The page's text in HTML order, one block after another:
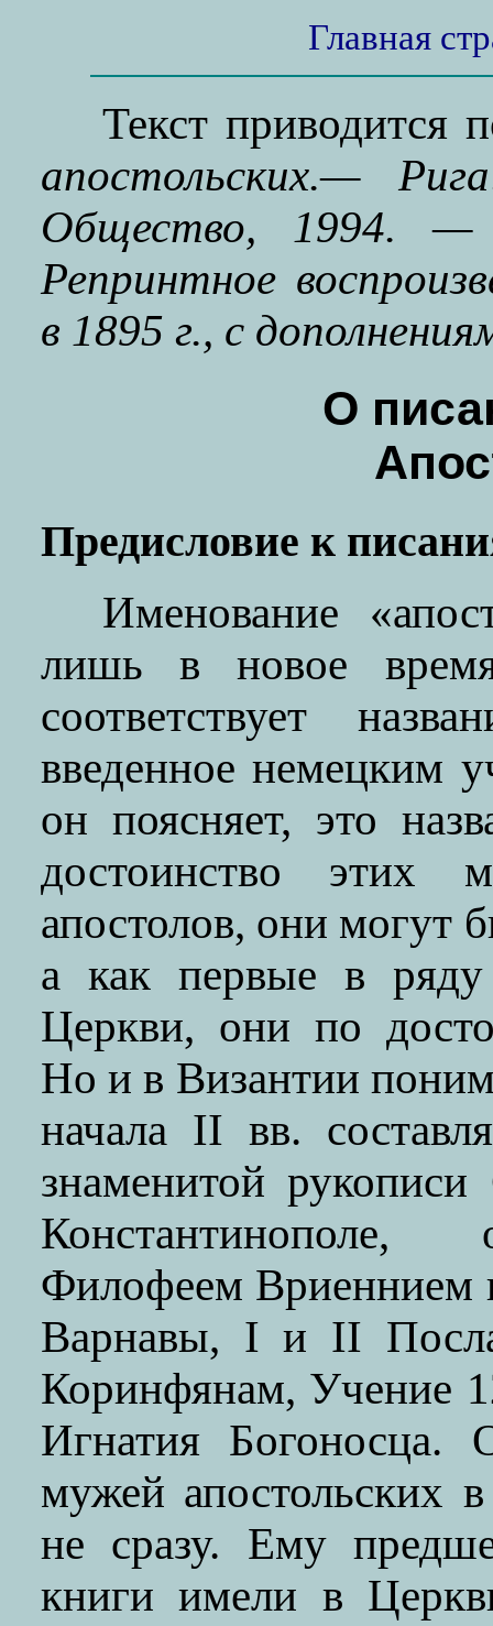
Главная
Текст приводится
апостольских.—
Общество, 1994. —
Репринтное
в 1895 г., с
О
Предисловие к
Именование
лишь в новое
соответствует
введенное немецким
он поясняет, это
достоинство этих
апостолов, они могут
а как первые в
Церкви, они по
Но и в Византии
начала II вв.
знаменитой рукописи
Константинополе,
Филофеем Вриеннием
Варнавы, I и II
Коринфянам, Учение
Игнатия Богоносца.
мужей апостольских
не сразу. Ему
книги имели в